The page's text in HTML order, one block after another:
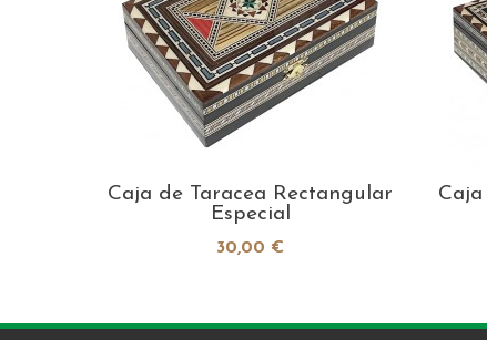
Caja de Taracea Rectangular
Especial
30,00 €